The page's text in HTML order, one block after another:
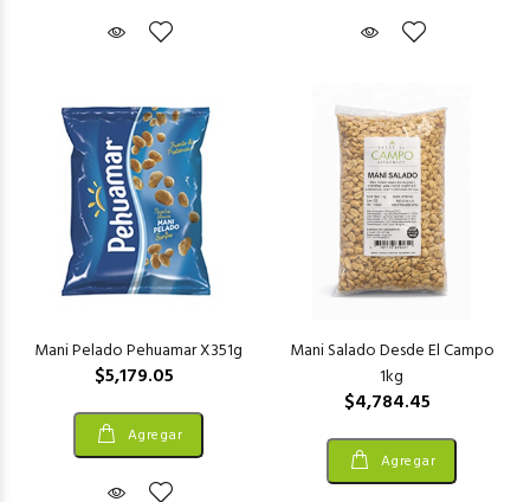
Mani Pelado Pehuamar X351g
$5,179.05
Agregar
Mani Salado Desde El Campo
1kg
$4,784.45
Agregar